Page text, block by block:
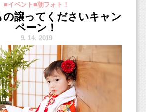
を更新しています！えらい！
日ご紹介するお写真は、
ちゃんの時から撮影に来てくれ
です（＾＾）
うございます！
ついて。
blog_dtl/entry/875
プラン＊（10/3から適用）
■イベント■朝フォト！
の譲ってくださいキャン
ペーン！
9. 14. 2019